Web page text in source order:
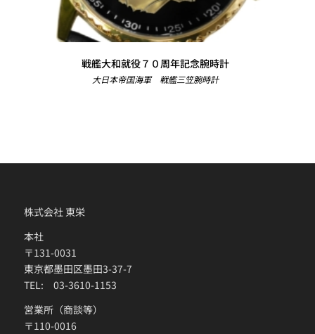
戦艦大和就役７０周年記念腕時計
大日本帝国海軍 戦艦三笠腕時計
株式会社 東栄
本社
〒131-0031
東京都墨田区墨田3-37-7
TEL: 03-3610-1153
営業所（商談等）
〒110-0016